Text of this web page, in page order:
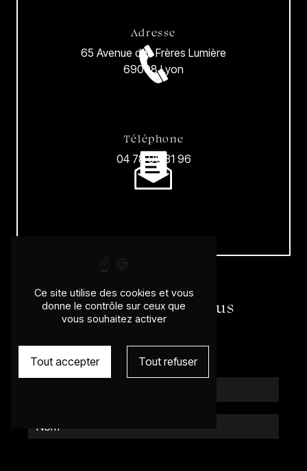
Adresse
65 Avenue des Frères Lumière
69008 Lyon
Téléphone
04 78 00 31 96
wilfridkarloff@gmail.com
N'hésitez pas à nous
Ce site utilise des cookies et vous
donne le contrôle sur ceux que
vous souhaitez activer
Tout accepter Tout refuser